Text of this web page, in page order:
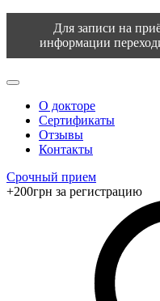
Для записи на
информации
О докторе
Сертификаты
Отзывы
Контакты
Срочный прием
+200грн за регистрацию